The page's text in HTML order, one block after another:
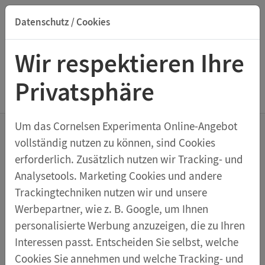
Datenschutz / Cookies
Wir respektieren Ihre
Privatsphäre
Um das Cornelsen Experimenta Online-Angebot
vollständig nutzen zu können, sind Cookies
erforderlich. Zusätzlich nutzen wir Tracking- und
Analysetools. Marketing Cookies und andere
Trackingtechniken nutzen wir und unsere
Werbepartner, wie z. B. Google, um Ihnen
personalisierte Werbung anzuzeigen, die zu Ihren
Interessen passt. Entscheiden Sie selbst, welche
Cookies Sie annehmen und welche Tracking- und
Suche nach Titel, ISBN, Webcode, Stichwort...
Menu Aktuelles
Experiment der
Woche:
Stärkenachweis
14.09.2020
In der Ernährung werden drei große Stoffgruppen